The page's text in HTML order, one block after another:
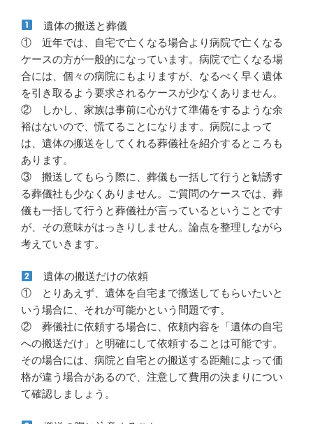
遺体の搬送と葬儀
① 近年では、自宅で亡くなる場合より病院で亡くなる
ケースの方が一般的になっています。病院で亡くなる場
合には、個々の病院にもよりますが、なるべく早く遺体
を引き取るよう要求されるケースが少なくありません。
② しかし、家族は事前に心がけて準備をするような余
裕はないので、慌てることになります。病院によって
は、遺体の搬送をしてくれる葬儀社を紹介するところも
あります。
③ 搬送してもらう際に、葬儀も一括して行うと勧誘す
る葬儀社も少なくありません。ご質問のケースでは、葬
儀も一括して行うと葬儀社が言っているということです
が、その意味がはっきりしません。論点を整理しながら
考えていきます。
遺体の搬送だけの依頼
① とりあえず、遺体を自宅まで搬送してもらいたいと
いう場合に、それが可能かという問題です。
② 葬儀社に依頼する場合に、依頼内容を「遺体の自宅
への搬送だけ」と明確にして依頼することは可能です。
その場合には、病院と自宅との搬送する距離によって価
格が違う場合があるので、注意して費用の決まりについ
て確認しましょう。